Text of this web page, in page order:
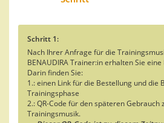
Schritt 1:
Nach Ihrer Anfrage für die
BENAUDIRA Trainer:in erhalten Sie
Darin finden Sie:
1.: einen Link für die Bestellung und die
Trainingsphase
2.: QR-Code für den späteren Gebrauch
Trainingsmusik.